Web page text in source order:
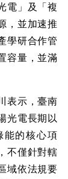
電」及「複
，並加速推
學研合作管
容量，並滿
表示，臺南
光電長期以
能的核心項
不僅針對轄
域依法規要